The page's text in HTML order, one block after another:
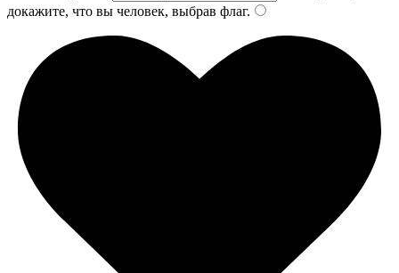
докажите, что вы человек, выбрав флаг.